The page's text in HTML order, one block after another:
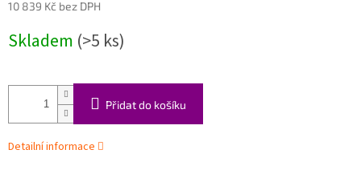
10 839 Kč bez DPH
cena:
Skladem (>5 ks)
Přidat do košíku
Detailní informace